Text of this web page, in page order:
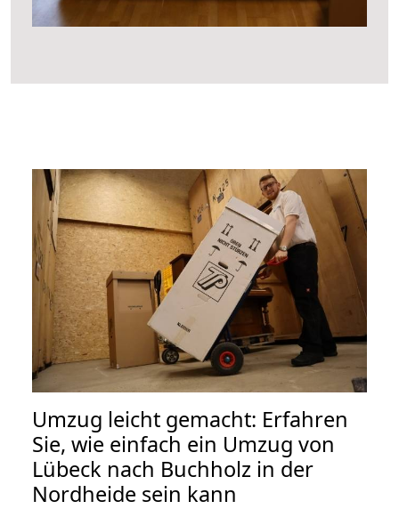
Umzug leicht gemacht: Erfahren
Sie, wie einfach ein Umzug von
Lübeck nach Buchholz in der
Nordheide sein kann